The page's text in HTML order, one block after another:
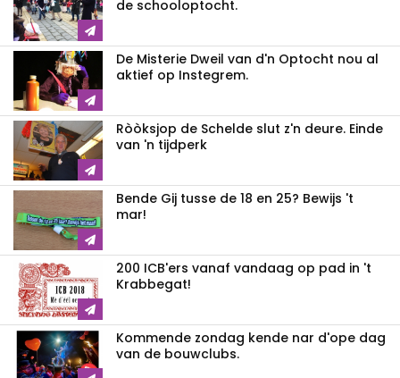
de schooloptocht.
De Misterie Dweil van d'n Optocht nou al
aktief op Instegrem.
Ròòksjop de Schelde slut z'n deure. Einde
van 'n tijdperk
Bende Gij tusse de 18 en 25? Bewijs 't
mar!
200 ICB'ers vanaf vandaag op pad in 't
Krabbegat!
Kommende zondag kende nar d'ope dag
van de bouwclubs.